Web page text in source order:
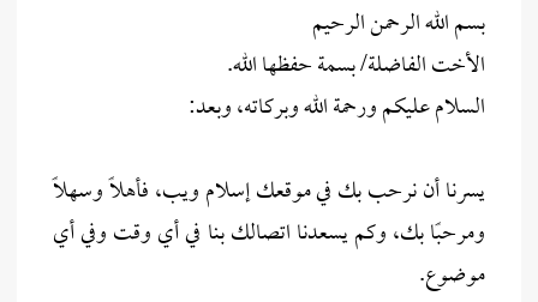
بسم الله الرحمن الرحيم
الأخت الفاضلة/ بسمة حفظها الله.
السلام عليكم ورحمة الله وبركاته، وبعد:
يسرنا أن نرحب بك في موقعك إسلام ويب، فأهلاً وسهلاً
ومرحبًا بك، وكم يسعدنا اتصالك بنا في أي وقت وفي أي
موضوع.